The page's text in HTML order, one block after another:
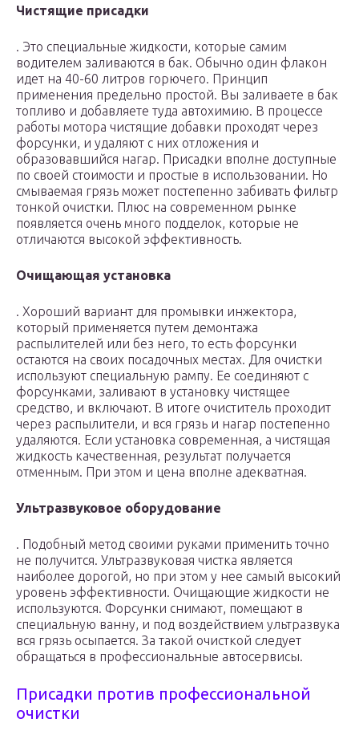
Чистящие присадки
. Это специальные жидкости, которые самим
водителем заливаются в бак. Обычно один флакон
идет на 40-60 литров горючего. Принцип
применения предельно простой. Вы заливаете в бак
топливо и добавляете туда автохимию. В процессе
работы мотора чистящие добавки проходят через
форсунки, и удаляют с них отложения и
образовавшийся нагар. Присадки вполне доступные
по своей стоимости и простые в использовании. Но
смываемая грязь может постепенно забивать фильтр
тонкой очистки. Плюс на современном рынке
появляется очень много подделок, которые не
отличаются высокой эффективность.
Очищающая установка
. Хороший вариант для промывки инжектора,
который применяется путем демонтажа
распылителей или без него, то есть форсунки
остаются на своих посадочных местах. Для очистки
используют специальную рампу. Ее соединяют с
форсунками, заливают в установку чистящее
средство, и включают. В итоге очиститель проходит
через распылители, и вся грязь и нагар постепенно
удаляются. Если установка современная, а чистящая
жидкость качественная, результат получается
отменным. При этом и цена вполне адекватная.
Ультразвуковое оборудование
. Подобный метод своими руками применить точно
не получится. Ультразвуковая чистка является
наиболее дорогой, но при этом у нее самый высокий
уровень эффективности. Очищающие жидкости не
используются. Форсунки снимают, помещают в
специальную ванну, и под воздействием ультразвука
вся грязь осыпается. За такой очисткой следует
обращаться в профессиональные автосервисы.
Присадки против профессиональной
очистки